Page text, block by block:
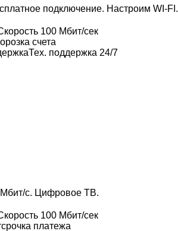
подключение. Настроим WI-FI.
100 Мбит/сек
счета
Тех. поддержка 24/7
Мбит/с. Цифровое ТВ.
100 Мбит/сек
платежа